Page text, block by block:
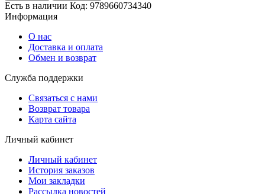
Есть в наличии Код: 9789660734340
Информация
О нас
Доставка и оплата
Обмен и возврат
Служба поддержки
Связаться с нами
Возврат товара
Карта сайта
Личный кабинет
Личный кабинет
История заказов
Мои закладки
Рассылка новостей